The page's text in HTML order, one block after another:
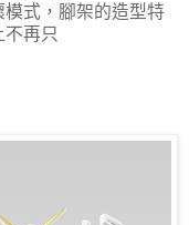
式，腳架的造型特
再只